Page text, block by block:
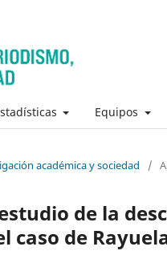
Equipos
académica y sociedad /
de la
de